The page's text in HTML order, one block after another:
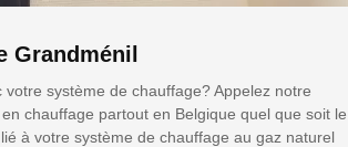
Grandménil
votre système de chauffage? Appelez notre
en chauffage partout en Belgique quel que soit le
à votre système de chauffage au gaz naturel